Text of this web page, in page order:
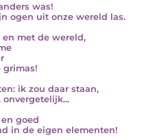
was!
ogen uit onze wereld las.
en met de wereld,
grimas!
ik zou daar staan,
onvergetelijk...
goed
in de eigen elementen!